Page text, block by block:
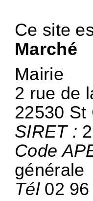
Ce site
Marché
Mairie
2 rue de
22530 St
SIRET :
Code
générale
Tél02 96